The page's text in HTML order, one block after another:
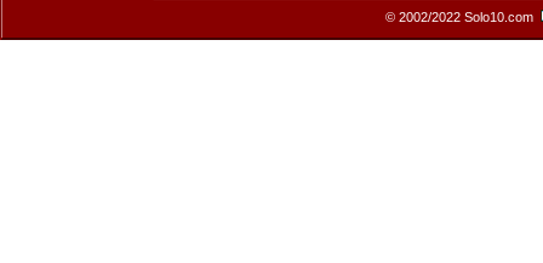
© 2002/2022 Solo10.com